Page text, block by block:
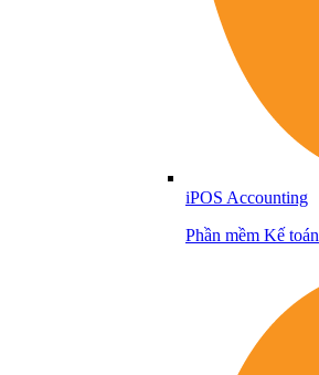
iPOS Accounting
Phần mềm Kế toán